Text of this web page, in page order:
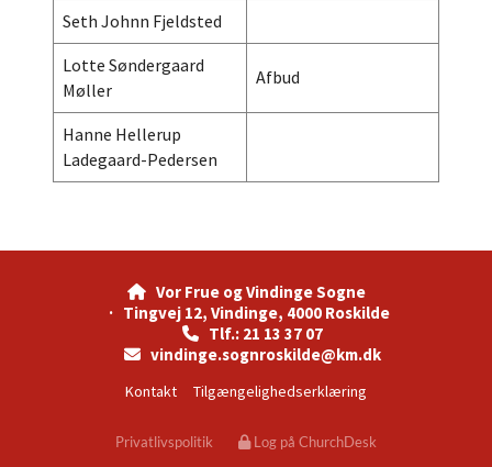
Seth Johnn Fjeldsted
Lotte Søndergaard
Møller
Afbud
Hanne Hellerup
Ladegaard-Pedersen
Vor Frue og Vindinge Sogne
· Tingvej 12, Vindinge, 4000 Roskilde
 Tlf.: 21 13 37 07
 vindinge.sognroskilde@km.dk
Kontakt Tilgængelighedserklæring
Privatlivspolitik Log på ChurchDesk